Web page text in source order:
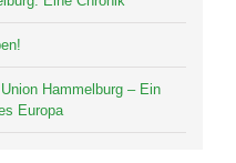
Hammelburg – Ein
Europa